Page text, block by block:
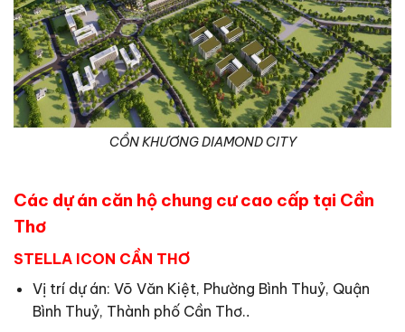
CỒN KHƯƠNG DIAMOND CITY
Các dự án căn hộ chung cư cao cấp tại Cần
Thơ
STELLA ICON CẦN THƠ
Vị trí dự án: Võ Văn Kiệt, Phường Bình Thuỷ, Quận
Bình Thuỷ, Thành phố Cần Thơ..